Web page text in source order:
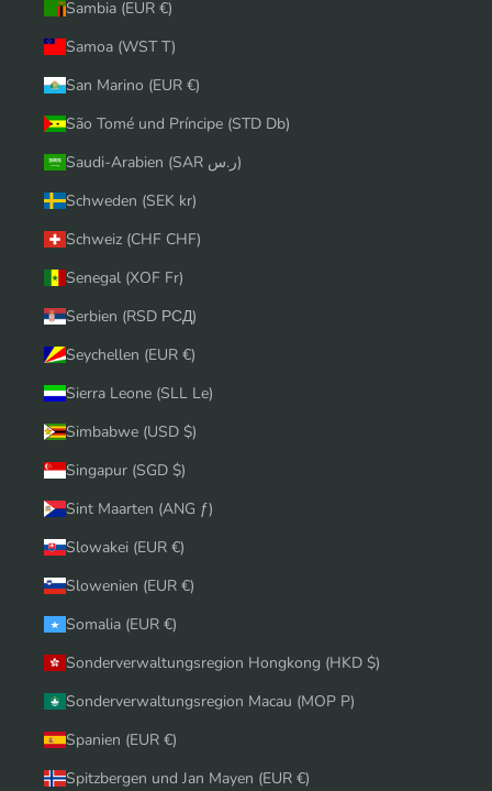
Sambia (EUR €)
Samoa (WST T)
San Marino (EUR €)
São Tomé und Príncipe (STD Db)
Saudi-Arabien (SAR ر.س)
Schweden (SEK kr)
Schweiz (CHF CHF)
Senegal (XOF Fr)
Serbien (RSD РСД)
Seychellen (EUR €)
Sierra Leone (SLL Le)
Simbabwe (USD $)
Singapur (SGD $)
Sint Maarten (ANG ƒ)
Slowakei (EUR €)
Slowenien (EUR €)
Somalia (EUR €)
Sonderverwaltungsregion Hongkong (HKD $)
Sonderverwaltungsregion Macau (MOP P)
Spanien (EUR €)
Spitzbergen und Jan Mayen (EUR €)